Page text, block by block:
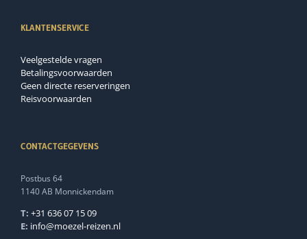
KLANTENSERVICE
Veelgestelde vragen
Betalingsvoorwaarden
Geen directe reserveringen
Reisvoorwaarden
CONTACTGEGEVENS
Postbus 64
1140 AB Monnickendam
T: +31 636 07 15 09
E: info@moezel-reizen.nl